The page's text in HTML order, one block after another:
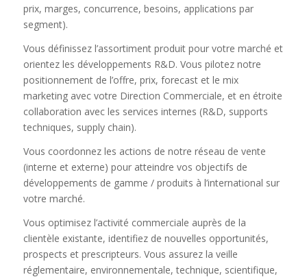
prix, marges, concurrence, besoins, applications par
segment).
Vous définissez l’assortiment produit pour votre marché et
orientez les développements R&D. Vous pilotez notre
positionnement de l’offre, prix, forecast et le mix
marketing avec votre Direction Commerciale, et en étroite
collaboration avec les services internes (R&D, supports
techniques, supply chain).
Vous coordonnez les actions de notre réseau de vente
(interne et externe) pour atteindre vos objectifs de
développements de gamme / produits à l’international sur
votre marché.
Vous optimisez l’activité commerciale auprès de la
clientèle existante, identifiez de nouvelles opportunités,
prospects et prescripteurs. Vous assurez la veille
réglementaire, environnementale, technique, scientifique,